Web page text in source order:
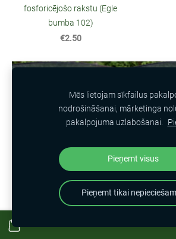
fosforicējošo rakstu (Egle
bumba 102)
€2.50
Sudraba bumba. Stikls,
amalgama, d=4cm (Egle
bumba 110)
€1.50
Mēs lietojam sīkfailus
nodrošināšanai, mārketinga
pakalpojuma uzlabošanai.
Pieņemt visus
Pieņemt tikai